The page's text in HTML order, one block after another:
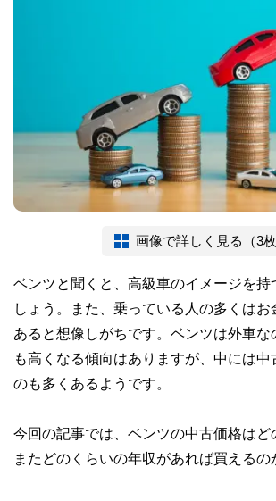
画像で詳しく見る（3枚
ベンツと聞くと、高級車のイメージを持
しょう。また、乗っている人の多くは
あると想像しがちです。ベンツは外車な
も高くなる傾向はありますが、中には中
のも多くあるようです。
今回の記事では、ベンツの中古価格はど
またどのくらいの年収があれば買えるの